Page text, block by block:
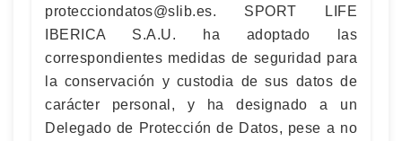
protecciondatos@slib.es. SPORT LIFE
IBERICA S.A.U. ha adoptado las
correspondientes medidas de seguridad para
la conservación y custodia de sus datos de
carácter personal, y ha designado a un
Delegado de Protección de Datos, pese a no